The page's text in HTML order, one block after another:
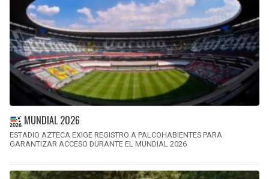
MUNDIAL 2026
ESTADIO AZTECA EXIGE REGISTRO A PALCOHABIENTES PARA
GARANTIZAR ACCESO DURANTE EL MUNDIAL 2026